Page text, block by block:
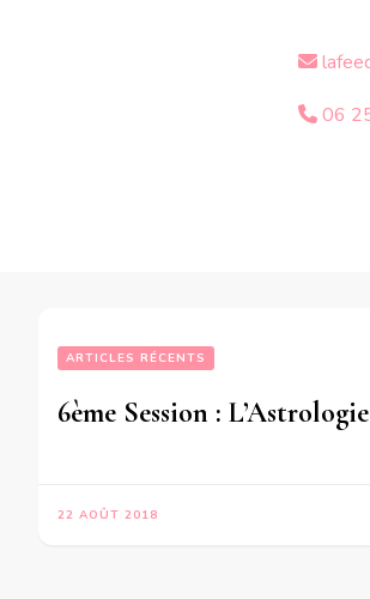
06
ARTICLES RÉCENTS
22 AOÛT 2018